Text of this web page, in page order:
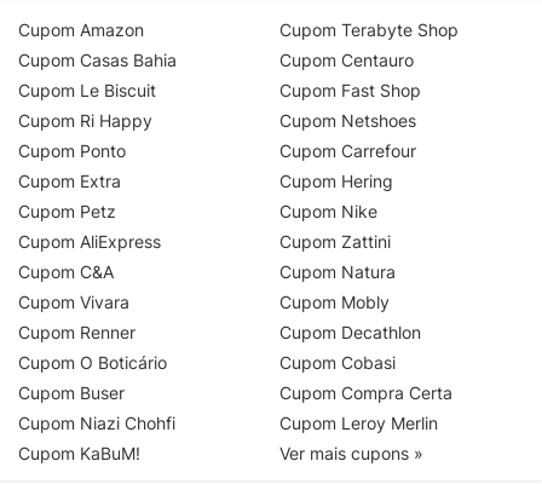
Cupom Amazon
Cupom Casas Bahia
Cupom Le Biscuit
Cupom Ri Happy
Cupom Ponto
Cupom Extra
Cupom Petz
Cupom AliExpress
Cupom C&A
Cupom Vivara
Cupom Renner
Cupom O Boticário
Cupom Buser
Cupom Niazi Chohfi
Cupom KaBuM!
Cupom Terabyte Shop
Cupom Centauro
Cupom Fast Shop
Cupom Netshoes
Cupom Carrefour
Cupom Hering
Cupom Nike
Cupom Zattini
Cupom Natura
Cupom Mobly
Cupom Decathlon
Cupom Cobasi
Cupom Compra Certa
Cupom Leroy Merlin
Ver mais cupons »